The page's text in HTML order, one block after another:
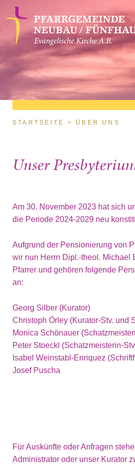
Direkt zum Inhalt
Sie sind hier
STARTSEITE ÜBER UNS
Unser
Am 30. November 2023 hat sich
die Periode 2024-2029 neu
Aufgrund der Pensionierung von
wir nun Herrn Dipl.-theol. Michael
Pfarrer und gehören folgende
an:
Georg Silber (Kurator)
Christoph Örley (Kurator-Stv. und
Monica Schönauer
Peter Stoeckl (Schatzmeisterin-
Isabel Weinstabl-Enriquez
Josef Puscha
Für Auskünfte oder Anfragen
Administrator oder unser Kurator